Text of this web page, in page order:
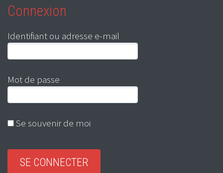
Connexion
Identifiant ou adresse e-mail
Mot de passe
Se souvenir de moi